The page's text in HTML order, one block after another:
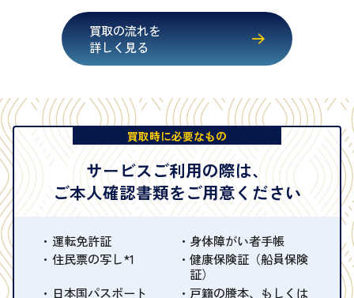
買取の流れを
詳しく見る
買取時に必要なもの
サービスご利用の際は、
ご本人確認書類をご用意ください
運転免許証
身体障がい者手帳
住民票の写し*1
健康保険証（船員保険
証）
日本国パスポート
戸籍の謄本、もしくは